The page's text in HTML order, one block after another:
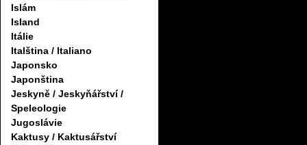
Islám
Island
Itálie
Italština / Italiano
Japonsko
Japonština
Jeskyně / Jeskyňářství /
Speleologie
Jugoslávie
Kaktusy / Kaktusářství